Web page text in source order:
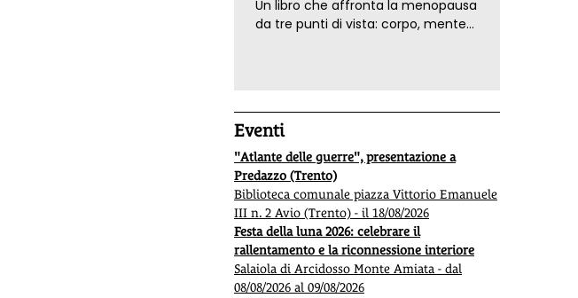
Un libro che affronta la menopausa
da tre punti di vista: corpo, mente
Eventi
"Atlante delle guerre", presentazione a
Predazzo (Trento)
Biblioteca comunale piazza Vittorio Emanuele
III n. 2 Avio (Trento) - il 18/08/2026
Festa della luna 2026: celebrare il
rallentamento e la riconnessione interiore
Salaiola di Arcidosso Monte Amiata - dal
08/08/2026 al 09/08/2026